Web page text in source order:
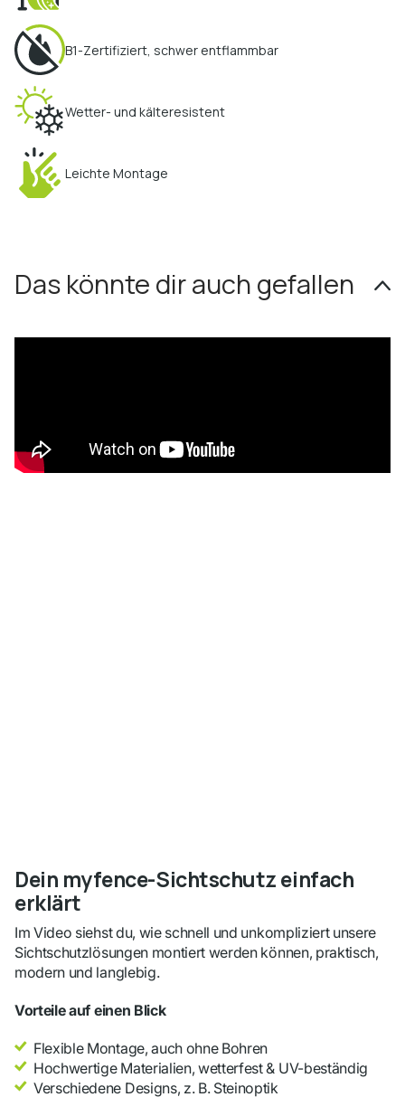
B1-Zertifiziert, schwer entflammbar
Wetter- und kälteresistent
Leichte Montage
Das könnte dir auch gefallen
Dein myfence-Sichtschutz einfach
erklärt
Im Video siehst du, wie schnell und unkompliziert unsere
Sichtschutzlösungen montiert werden können, praktisch,
modern und langlebig.
Vorteile auf einen Blick
Flexible Montage, auch ohne Bohren
Hochwertige Materialien, wetterfest & UV-beständig
Verschiedene Designs, z. B. Steinoptik